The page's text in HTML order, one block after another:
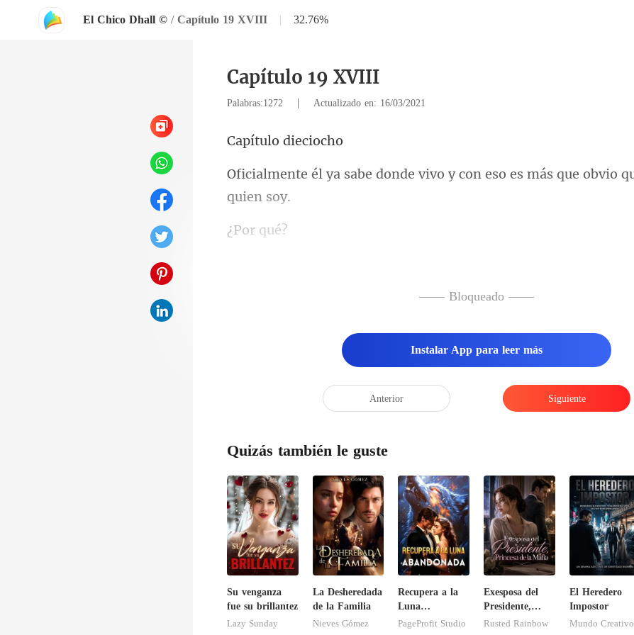
El Chico Dhall © / Capítulo 19 XVIII | 32.76%
Capítulo 19 XVIII
Palabras:1272 | Actualizado en: 16/03/2021
lo die
e vivo y con eso es más que
r q
—— Bloqueado ——
Instalar App para leer más
Anterior Siguiente
Quizás también le guste
Su venganza
fue su brillantez
Lazy Sunday
La Desheredada
de la Familia
Nieves Gómez
Recupera a la
Luna
abandonada
PageProfit Studio
Exesposa del
Presidente,
Princesa de la
Rusted Rainbow
El Heredero
Impostor
Mundo Creativo